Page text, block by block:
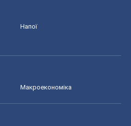
Напої
Макроекономіка